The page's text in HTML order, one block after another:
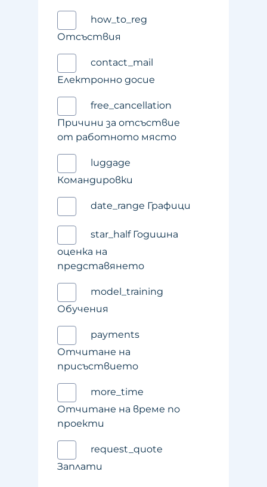
how_to_reg
Отсъствия
contact_mail
Електронно досие
free_cancellation
Причини за отсъствие
от работното място
luggage
Командировки
date_range Графици
star_half Годишна
оценка на
представянето
model_training
Обучения
payments
Отчитане на
присъствието
more_time
Отчитане на време по
проекти
request_quote
Заплати